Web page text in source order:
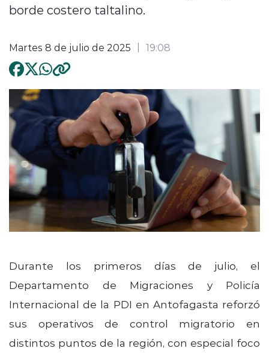
borde costero taltalino.
Martes 8 de julio de 2025 19:08
Durante los primeros días de julio, el
Departamento de Migraciones y Policía
Internacional de la PDI en Antofagasta reforzó
sus operativos de control migratorio en
distintos puntos de la región, con especial foco